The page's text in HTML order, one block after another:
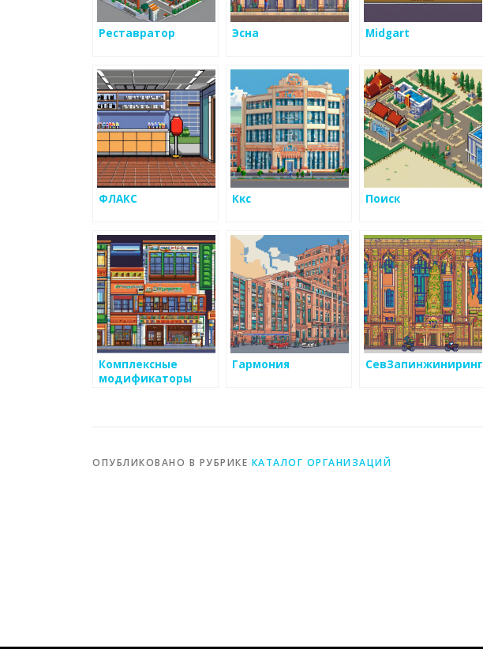
Реставратор Эсна Midgart
ФЛАКС Ккс Поиск
Комплексные
модификаторы
Гармония СевЗапинжиниринг
ОПУБЛИКОВАНО В РУБРИКЕ КАТАЛОГ ОРГАНИЗАЦИЙ